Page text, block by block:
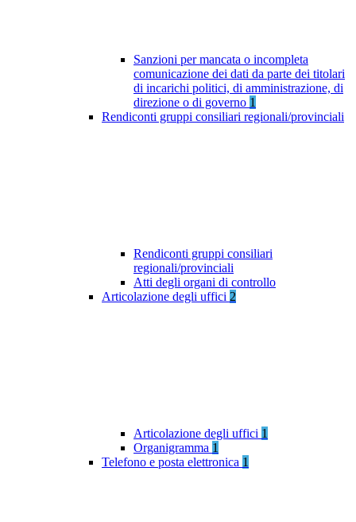
Sanzioni per mancata o incompleta
comunicazione dei dati da parte dei titolari
di incarichi politici, di amministrazione, di
direzione o di governo 1
Rendiconti gruppi consiliari regionali/provinciali
Rendiconti gruppi consiliari
regionali/provinciali
Atti degli organi di controllo
Articolazione degli uffici 2
Articolazione degli uffici 1
Organigramma 1
Telefono e posta elettronica 1